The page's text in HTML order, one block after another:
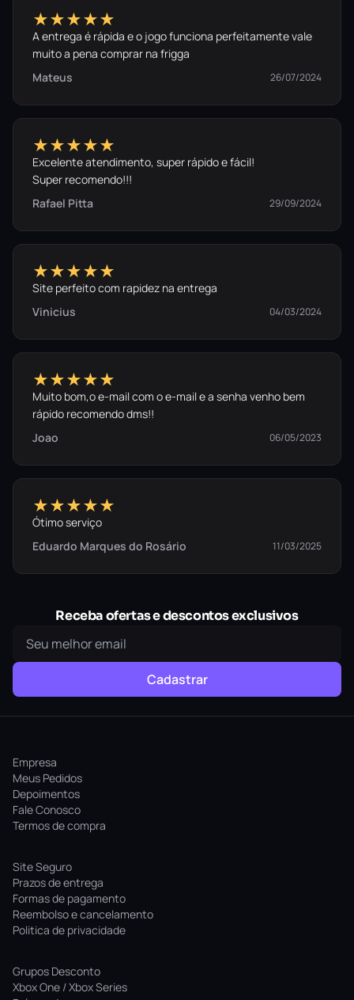
casa.
★★★★★
A entrega é rápida e o jogo funciona perfeitamente vale
muito a pena comprar na frigga
Mateus
26/07/2024
★★★★★
Excelente atendimento, super rápido e fácil!
Super recomendo!!!
Rafael Pitta
29/09/2024
★★★★★
Site perfeito com rapidez na entrega
Vinicius
04/03/2024
★★★★★
Muito bom,o e-mail com o e-mail e a senha venho bem
rápido recomendo dms!!
Joao
06/05/2023
★★★★★
Ótimo serviço
Eduardo Marques do Rosário
11/03/2025
Receba ofertas e descontos exclusivos
Cadastrar
Empresa
Meus Pedidos
Depoimentos
Fale Conosco
Termos de compra
Site Seguro
Prazos de entrega
Formas de pagamento
Reembolso e cancelamento
Politica de privacidade
Grupos Desconto
Xbox One / Xbox Series